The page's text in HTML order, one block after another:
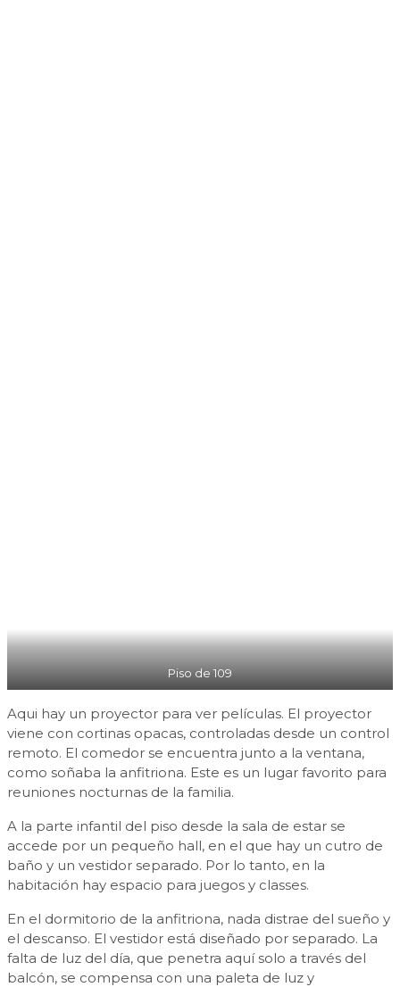
Piso de 109
Aqui hay un proyector para ver películas. El proyector
viene con cortinas opacas, controladas desde un control
remoto. El comedor se encuentra junto a la ventana,
como soñaba la anfitriona. Este es un lugar favorito para
reuniones nocturnas de la familia.
A la parte infantil del piso desde la sala de estar se
accede por un pequeño hall, en el que hay un cutro de
baño y un vestidor separado. Por lo tanto, en la
habitación hay espacio para juegos y classes.
En el dormitorio de la anfitriona, nada distrae del sueño y
el descanso. El vestidor está diseñado por separado. La
falta de luz del día, que penetra aquí solo a través del
balcón, se compensa con una paleta de luz y